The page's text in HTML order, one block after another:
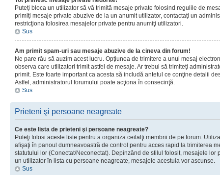
Puteţi bloca un utilizator să vă trimită mesaje private folosind regulile de
primiţi mesaje private abuzive de la un anumit utilizator, contactaţi un
restricţiona folosirea mesajelor private pentru anumiţi utilizatori.
Sus
Am primit spam-uri sau mesaje abuzive de la cineva din forum!
Ne pare rău să auzim acest lucru. Opţiunea de trimitere a unui mesaj
observa care utilizatori trimit astfel de mesaje. Ar trebui să trimiteţi
primit. Este foarte important ca acesta să includă antetul ce conţine detalii
Astfel, administratorul forumului poate acţiona în consecinţă.
Sus
Prieteni şi persoane neagreate
Ce este lista de prieteni şi persoane neagreate?
Puteţi folosi aceste liste pentru a organiza ceilalţi membrii de pe forum.
afişaţi în panoul dumneavoastră de control pentru acces rapid la trimiterea
statutului lor (Conectat/Neconectat). Depinzând de stilul folosit, mesajele lor
un utilizator în lista cu persoane neagreate, mesajele acestuia vor ascunse.
Sus